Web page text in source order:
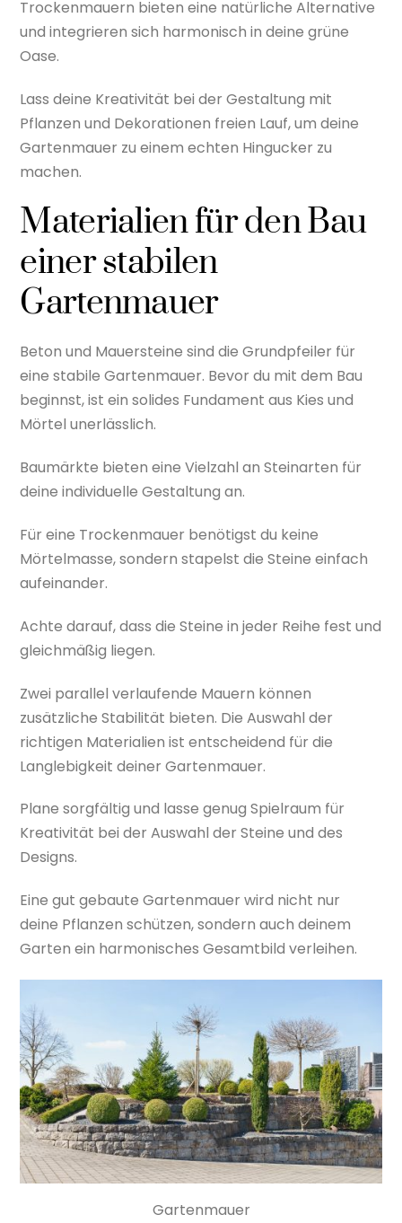
Trockenmauern bieten eine natürliche Alternative
und integrieren sich harmonisch in deine grüne
Oase.
Lass deine Kreativität bei der Gestaltung mit
Pflanzen und Dekorationen freien Lauf, um deine
Gartenmauer zu einem echten Hingucker zu
machen.
Materialien für den Bau
einer stabilen
Gartenmauer
Beton und Mauersteine sind die Grundpfeiler für
eine stabile Gartenmauer. Bevor du mit dem Bau
beginnst, ist ein solides Fundament aus Kies und
Mörtel unerlässlich.
Baumärkte bieten eine Vielzahl an Steinarten für
deine individuelle Gestaltung an.
Für eine Trockenmauer benötigst du keine
Mörtelmasse, sondern stapelst die Steine einfach
aufeinander.
Achte darauf, dass die Steine in jeder Reihe fest und
gleichmäßig liegen.
Zwei parallel verlaufende Mauern können
zusätzliche Stabilität bieten. Die Auswahl der
richtigen Materialien ist entscheidend für die
Langlebigkeit deiner Gartenmauer.
Plane sorgfältig und lasse genug Spielraum für
Kreativität bei der Auswahl der Steine und des
Designs.
Eine gut gebaute Gartenmauer wird nicht nur
deine Pflanzen schützen, sondern auch deinem
Garten ein harmonisches Gesamtbild verleihen.
Gartenmauer